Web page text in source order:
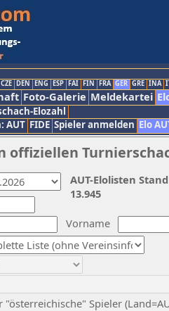
CZE DEN ENG ESP FAI FIN FRA GER GRE INA
Foto-Galerie Meldekartei
Elozahl
AUT FIDE Spieler anmelden Elo
Vorname
"österreichische" Spieler
AUT-Elolisten
13.945